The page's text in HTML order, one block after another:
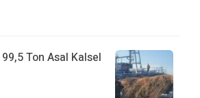
Ton Asal Kalsel